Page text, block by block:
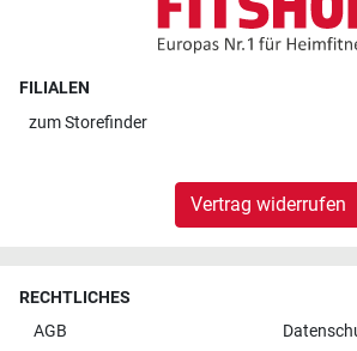
FILIALEN
zumStorefinder
Vertrag widerrufen
RECHTLICHES
AGB